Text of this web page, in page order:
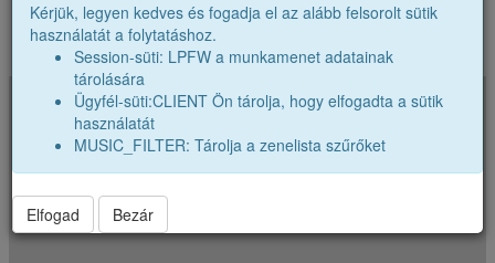
A koordináták véletlenszerüen el vannak néhány kilométerrel tólva.
Jelenkezz be a pontos poziciók megtekintéséhez.
Kérjük, legyen kedves és fogadja el az alább felsorolt sütik
használatát a folytatáshoz.
Session-süti: LPFW a munkamenet adatainak
tárolására
Ügyfél-süti:CLIENT Ön tárolja, hogy elfogadta a sütik
használatát
MUSIC_FILTER: Tárolja a zenelista szűrőket
Elfogad Bezár